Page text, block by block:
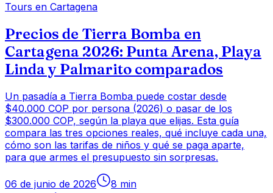
Tours en Cartagena
Precios de Tierra Bomba en
Cartagena 2026: Punta Arena, Playa
Linda y Palmarito comparados
Un pasadía a Tierra Bomba puede costar desde
$40.000 COP por persona (2026) o pasar de los
$300.000 COP, según la playa que elijas. Esta guía
compara las tres opciones reales, qué incluye cada una,
cómo son las tarifas de niños y qué se paga aparte,
para que armes el presupuesto sin sorpresas.
06 de junio de 2026 8 min